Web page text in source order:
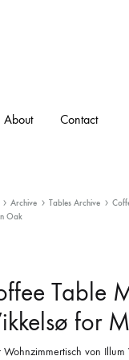
About Contact
Archive Tables Archive
Oak
Table
for
Wohnzimmertisch von